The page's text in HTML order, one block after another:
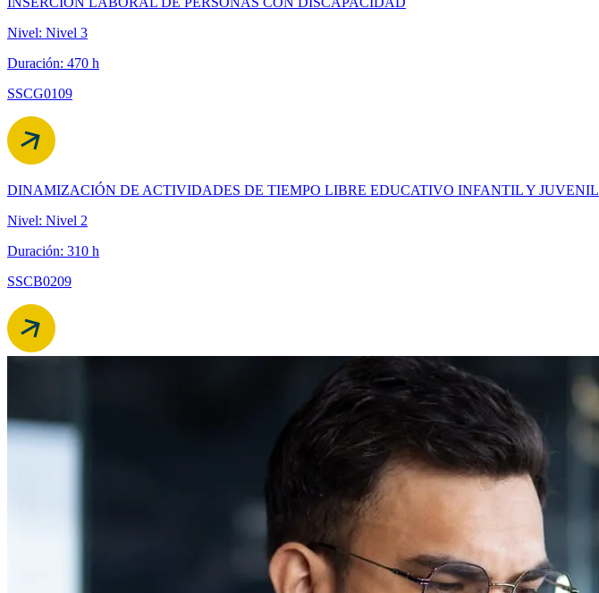
Nivel: Nivel 3
Duración: 470 h
SSCG0109
DINAMIZACIÓN DE ACTIVIDADES DE TIEMPO LIBRE EDUCATIVO INFANTIL Y JUVENIL
Nivel: Nivel 2
Duración: 310 h
SSCB0209